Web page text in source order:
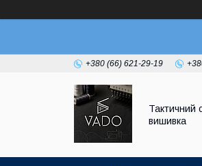
+380 (66) 621-29-19
Тактичний
вишивка